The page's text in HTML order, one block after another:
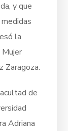
y que
la
Zaragoza.
de
Adriana